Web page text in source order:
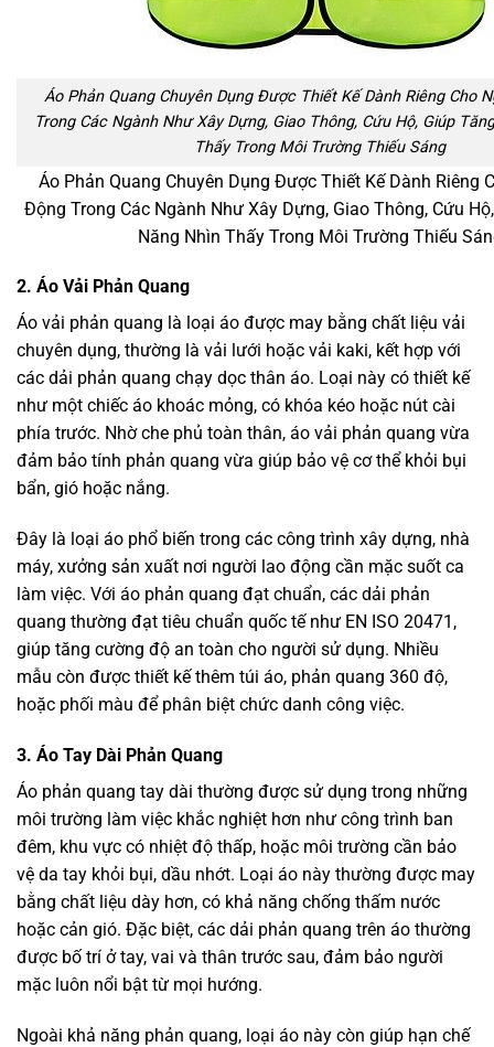
Áo Phản Quang Chuyên Dụng Được Thiết Kế Dành Riêng Cho
Trong Các Ngành Như Xây Dựng, Giao Thông, Cứu Hộ, Giúp
Thấy Trong Môi Trường Thiếu Sáng
Áo Phản Quang Chuyên Dụng Được Thiết Kế Dành Riêng
Động Trong Các Ngành Như Xây Dựng, Giao Thông, Cứu
Năng Nhìn Thấy Trong Môi Trường Thiếu
2. Áo Vải Phản Quang
Áo vải phản quang là loại áo được may bằng chất liệu vải
chuyên dụng, thường là vải lưới hoặc vải kaki, kết hợp với
các dải phản quang chạy dọc thân áo. Loại này có thiết kế
như một chiếc áo khoác mỏng, có khóa kéo hoặc nút cài
phía trước. Nhờ che phủ toàn thân, áo vải phản quang vừa
đảm bảo tính phản quang vừa giúp bảo vệ cơ thể khỏi bụi
bẩn, gió hoặc nắng.
Đây là loại áo phổ biến trong các công trình xây dựng, nhà
máy, xưởng sản xuất nơi người lao động cần mặc suốt ca
làm việc. Với áo phản quang đạt chuẩn, các dải phản
quang thường đạt tiêu chuẩn quốc tế như EN ISO 20471,
giúp tăng cường độ an toàn cho người sử dụng. Nhiều
mẫu còn được thiết kế thêm túi áo, phản quang 360 độ,
hoặc phối màu để phân biệt chức danh công việc.
3. Áo Tay Dài Phản Quang
Áo phản quang tay dài thường được sử dụng trong những
môi trường làm việc khắc nghiệt hơn như công trình ban
đêm, khu vực có nhiệt độ thấp, hoặc môi trường cần bảo
vệ da tay khỏi bụi, dầu nhớt. Loại áo này thường được may
bằng chất liệu dày hơn, có khả năng chống thấm nước
hoặc cản gió. Đặc biệt, các dải phản quang trên áo thường
được bố trí ở tay, vai và thân trước sau, đảm bảo người
mặc luôn nổi bật từ mọi hướng.
Ngoài khả năng phản quang, loại áo này còn giúp hạn chế